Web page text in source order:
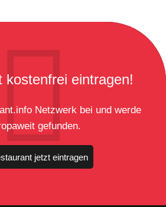
kostenfrei eintragen!
Netzwerk bei und werde
gefunden.
jetzt eintragen